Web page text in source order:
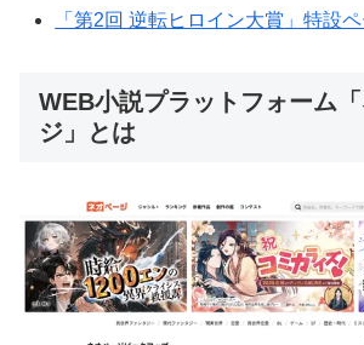
「第2回 逆転ヒロイン大賞」特設
WEB小説プラットフォーム
ジ」とは